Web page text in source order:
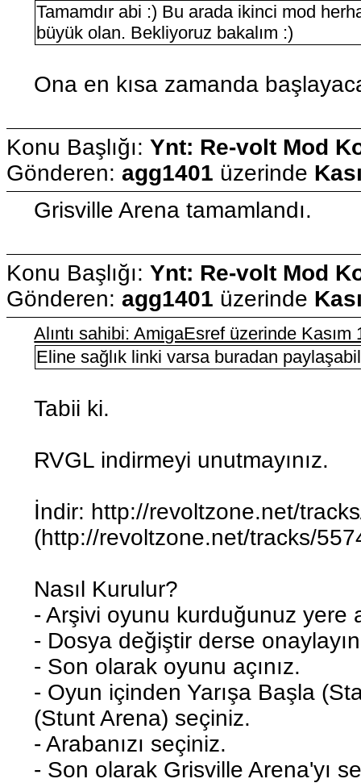
Tamamdır abi :) Bu arada ikinci mod
büyük olan. Bekliyoruz bakalım :)
Ona en kısa zamanda
Konu Başlığı: Ynt: Re-volt Mod
Gönderen: agg1401 üzerinde
Grisville Arena tamamlandı.
Konu Başlığı: Ynt: Re-volt Mod
Gönderen: agg1401 üzerinde
Alıntı sahibi: AmigaEsref üzerinde
Eline sağlık linki varsa buradan
Tabii ki.
RVGL indirmeyi unutmayınız.
İndir: http://revoltzone.net/
(http://revoltzone.net/tracks/
Nasıl Kurulur?
- Arşivi oyunu kurduğunuz yere
- Dosya değiştir derse
- Son olarak oyunu açınız.
- Oyun içinden Yarışa Başla
(Stunt Arena) seçiniz.
- Arabanızı seçiniz.
- Son olarak Grisville Arena'yı